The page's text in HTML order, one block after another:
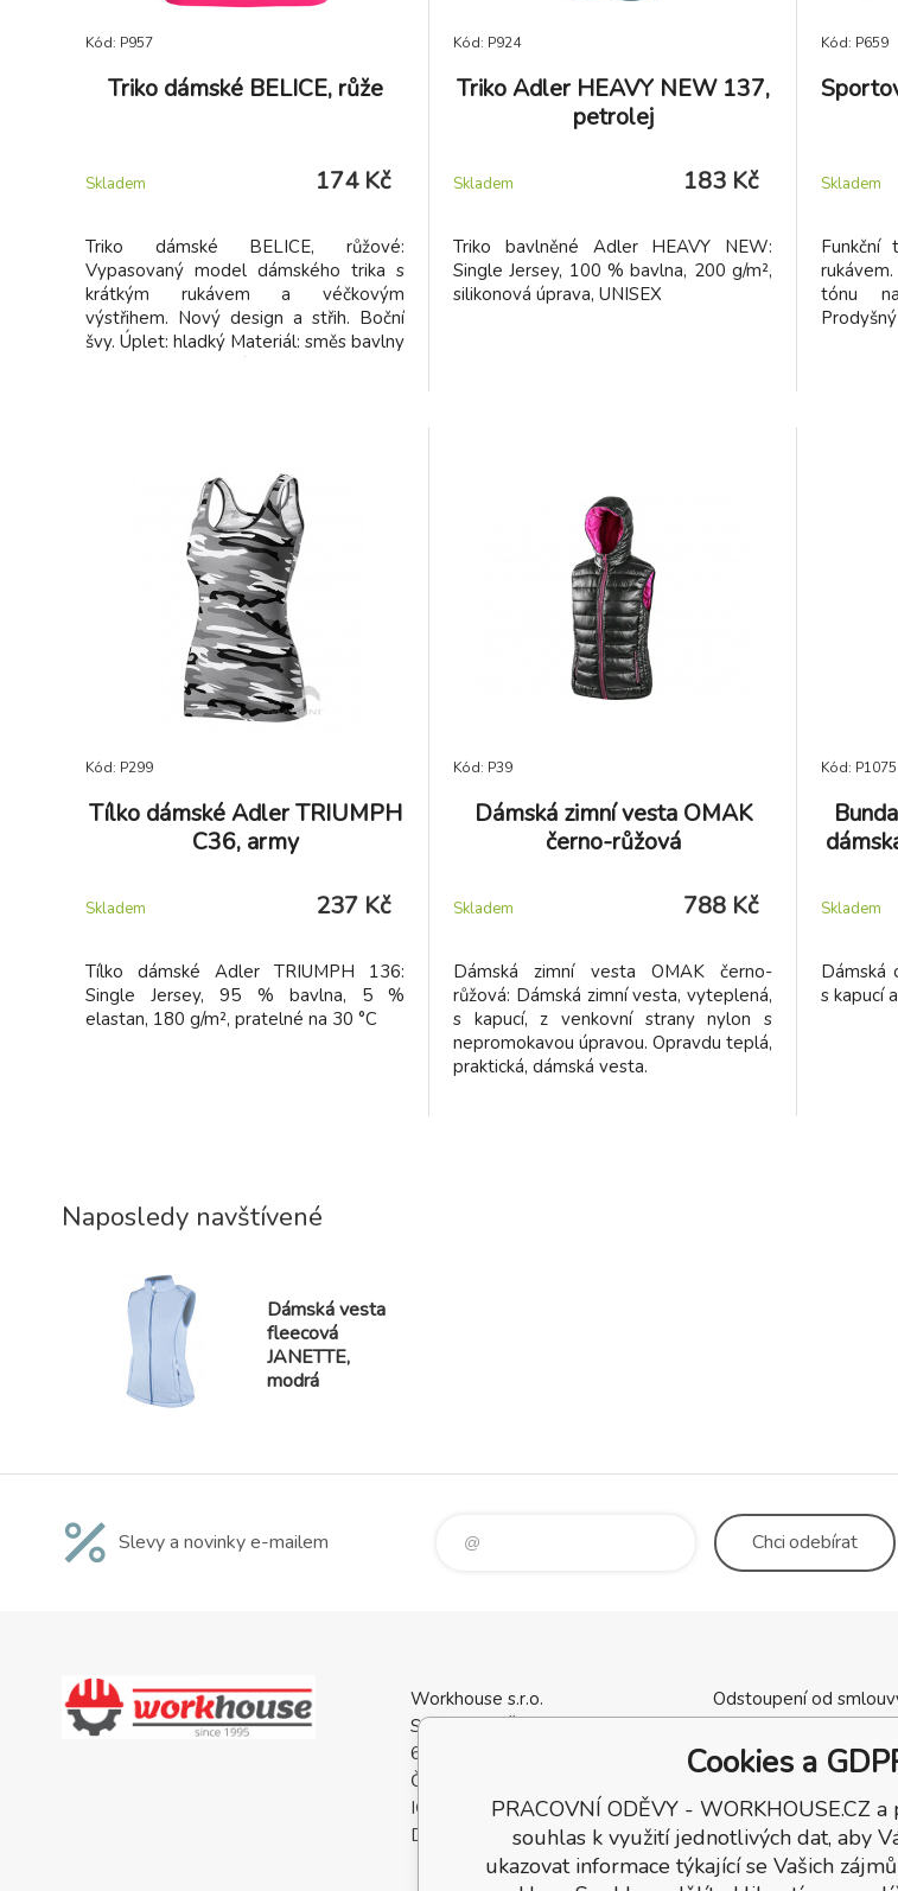
Kód: P957
Triko dámské BELICE, růže
Skladem 174 Kč
Triko dámské BELICE, růžové:
Vypasovaný model dámského trika s
krátkým rukávem a véčkovým
výstřihem. Nový design a střih. Boční
švy. Úplet: hladký Materiál: směs bavlny
a polyesteru Gramáž: 200g/m2 Tabulka
Kód: P924
Triko Adler HEAVY NEW 137,
petrolej
Skladem 183 Kč
Triko bavlněné Adler HEAVY NEW:
Single Jersey, 100 % bavlna, 200 g/m²,
silikonová úprava, UNISEX
Kód: P659
Skladem
Funkční
tónu
Kód: P299
Tílko dámské Adler TRIUMPH
C36, army
Skladem 237 Kč
Tílko dámské Adler TRIUMPH 136:
Single Jersey, 95 % bavlna, 5 %
elastan, 180 g/m², pratelné na 30 °C
Kód: P39
Dámská zimní vesta OMAK
černo-růžová
Skladem 788 Kč
Dámská zimní vesta OMAK černo-
růžová: Dámská zimní vesta, vyteplená,
s kapucí, z venkovní strany nylon s
nepromokavou úpravou. Opravdu teplá,
praktická, dámská vesta.
Kód: P1075
Skladem
Dámská
s kapucí
Naposledy navštívené
Dámská vesta
fleecová
JANETTE,
modrá
Slevy a novinky e-mailem Chciodebírat
Workhouse s.r.o.
Svatopluka Čecha 1137
688 01 Uherský Brod
Česká Republika
IČO: 05568137
DIČ: CZ05568137
Odstoupení od
Kontaktní údaje
Výšivka, potisk oděvů
Dárkové poukazy
Reklamační podmínky
Cookies a
PRACOVNÍ ODĚVY - WORKHOUSE.CZ
souhlas k využití jednotlivých dat, aby
ukazovat informace týkající se Vašich